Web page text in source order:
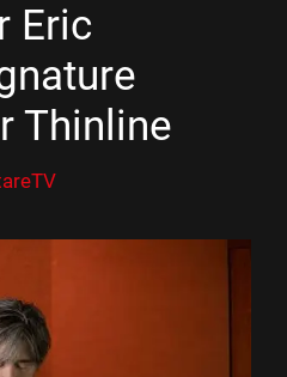
Eric
Thinline